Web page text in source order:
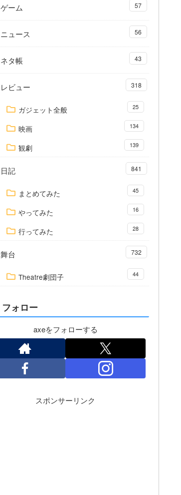
ゲーム 57
ニュース 56
ネタ帳 43
レビュー 318
ガジェット全般 25
映画 134
観劇 139
日記 841
まとめてみた 45
やってみた 16
行ってみた 28
舞台 732
Theatre劇団子 44
フォロー
axeをフォローする
スポンサーリンク